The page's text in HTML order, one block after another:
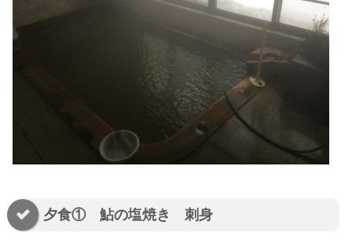
夕食① 鮎の塩焼き 刺身